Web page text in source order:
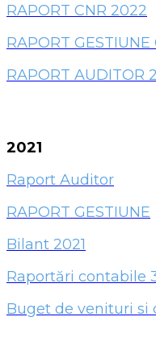
RAPORT CNR 2022
RAPORT
RAPORT AUDITOR
2021
Raport Auditor
RAPORT GESTIUNE
Bilant 2021
Raportări contabile
Buget de venituri si